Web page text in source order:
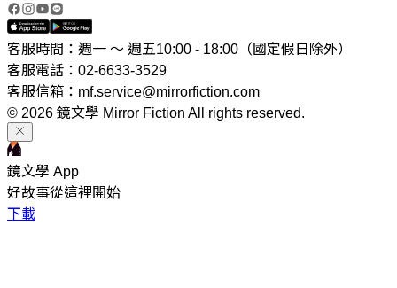
客服時間：週一 ～ 週五10:00 - 18:00（國定假日除外）
客服電話：02-6633-3529
客服信箱：mf.service@mirrorfiction.com
© 2026 鏡文學 Mirror Fiction All rights reserved.
鏡文學 App
好故事從這裡開始
下載